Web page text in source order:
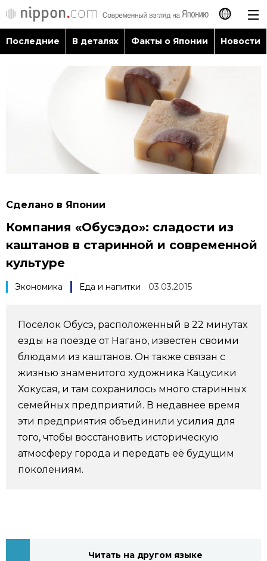
日本語
English
简体字
繁體字
Français
العربية
Путеводитель по Японии
Фото/Видео
Разделы
Люди
Блог
Политика
Экономика
Популярные статьи
Японский язык
Японский калейдоскоп
Семья
official SNS
Последние В деталях Факты о Японии Новости
Сделано в Японии
Компания «Обусэдо»: сладости из
каштанов в старинной и современной
культуре
Экономика Еда и напитки 03.03.2015
Посёлок Обусэ, расположенный в 22 минутах
езды на поезде от Нагано, известен своими
блюдами из каштанов. Он также связан с
жизнью знаменитого художника Кацусики
Хокусая, и там сохранилось много старинных
семейных предприятий. В недавнее время
эти предприятия объединили усилия для
того, чтобы восстановить историческую
атмосферу города и передать её будущим
поколениям.
Читать на другом языке